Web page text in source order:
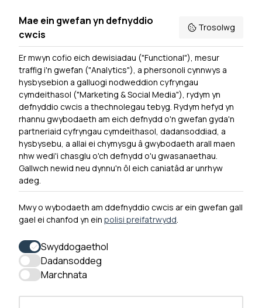
Dewislen Troedyn
Newyddion
Ymuno â ni
Hygyrchedd
Hysbysiad Preifatrwydd
Cysylltu â ni
0300 790 0203 Mae ein llinell ffôn ar agor rhwng 10yb-
4yp Dydd Llun - Dydd Gwener
Powered by Translate
Mae ein gwefan yn defnyddio
cwcis
Trosolwg
Er mwyn cofio eich dewisiadau ("Functional"), mesur
traffig i'n gwefan ("Analytics"), a phersonoli cynnwys a
hysbysebion a galluogi nodweddion cyfryngau
cymdeithasol ("Marketing & Social Media"), rydym yn
defnyddio cwcis a thechnolegau tebyg. Rydym hefyd yn
rhannu gwybodaeth am eich defnydd o'n gwefan gyda'n
partneriaid cyfryngau cymdeithasol, dadansoddiad, a
hysbysebu, a allai ei chymysgu â gwybodaeth arall maen
nhw wedi'i chasglu o'ch defnydd o'u gwasanaethau.
Gallwch newid neu dynnu'n ôl eich caniatâd ar unrhyw
adeg.
Mwy o wybodaeth am ddefnyddio cwcis ar ein gwefan gall
gael ei chanfod yn ein polisi preifatrwydd.
Swyddogaethol
Dadansoddeg
Marchnata